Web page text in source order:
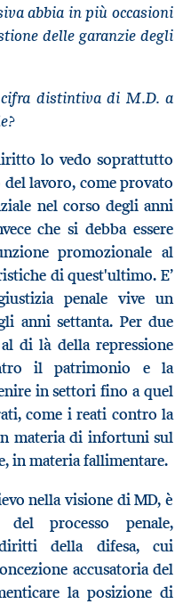
abbia in più occasioni
delle garanzie degli
distintiva di M.D. a
lo vedo soprattutto
lavoro, come provato
nel corso degli anni
che si debba essere
promozionale al
di quest'ultimo. E’
penale vive un
anni settanta. Per due
di là della repressione
il patrimonio e la
in settori fino a quel
come i reati contro la
materia di infortuni sul
in materia fallimentare.
nella visione di MD, è
del processo penale,
della difesa, cui
accusatoria del
la posizione di